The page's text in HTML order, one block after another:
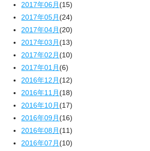
2017年06月(15)
2017年05月(24)
2017年04月(20)
2017年03月(13)
2017年02月(10)
2017年01月(6)
2016年12月(12)
2016年11月(18)
2016年10月(17)
2016年09月(16)
2016年08月(11)
2016年07月(10)